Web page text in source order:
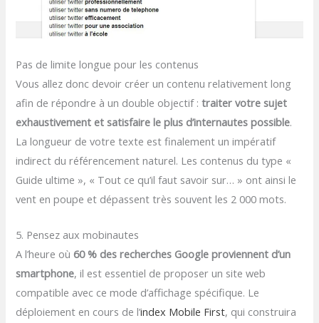
Pas de limite longue pour les contenus
Vous allez donc devoir créer un contenu relativement long
afin de répondre à un double objectif : traiter votre sujet
exhaustivement et satisfaire le plus d’internautes possible.
La longueur de votre texte est finalement un impératif
indirect du référencement naturel. Les contenus du type «
Guide ultime », « Tout ce qu’il faut savoir sur… » ont ainsi le
vent en poupe et dépassent très souvent les 2 000 mots.
5. Pensez aux mobinautes
A l’heure où 60 % des recherches Google proviennent d’un
smartphone, il est essentiel de proposer un site web
compatible avec ce mode d’affichage spécifique. Le
déploiement en cours de l’index Mobile First, qui construira